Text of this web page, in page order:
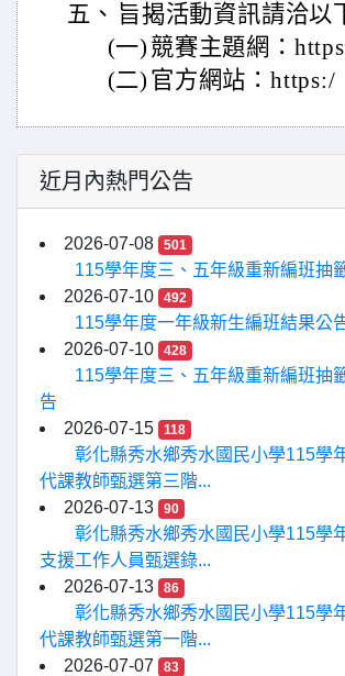
五、 旨揭活動資訊請洽以
(一) 競賽主題網：
(二) 官方網站：https:/
近月內熱門公告
2026-07-08 501
115學年度三、五年級重新編班抽
2026-07-10
492
115學年度一年級新生編班結果公
2026-07-10
428
115學年度三、五年級重新編班抽
告
2026-07-15
118
彰化縣秀水鄉秀水國民小學115學
代課教師甄選第三階...
2026-07-13
90
彰化縣秀水鄉秀水國民小學115學
支援工作人員甄選錄...
2026-07-13
86
彰化縣秀水鄉秀水國民小學115學
代課教師甄選第一階...
2026-07-07
83